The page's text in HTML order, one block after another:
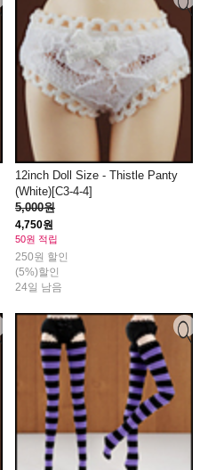
12inch Doll Size - Thistle Panty
(White)[C3-4-4]
5,000원
4,750원
50원 적립
250원 할인
(5%)할인
24일 남음